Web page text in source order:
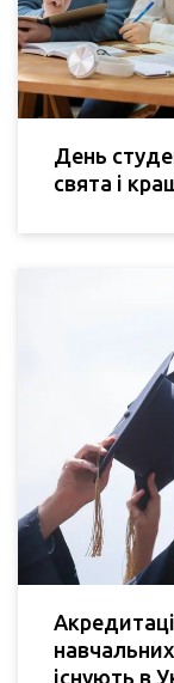
День
свята і
існують в